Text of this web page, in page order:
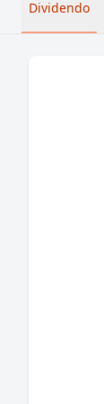
Dividendo